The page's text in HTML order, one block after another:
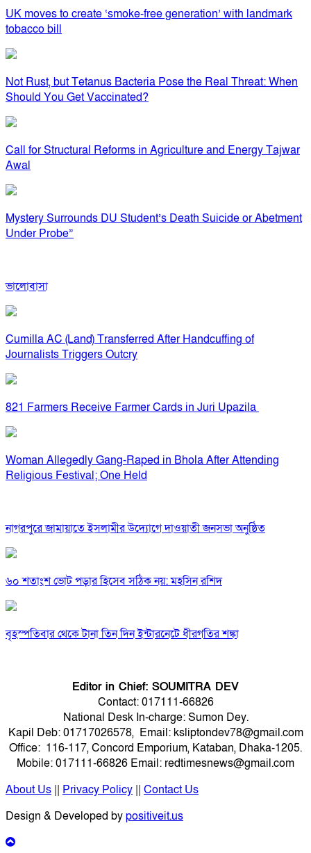
UK moves to create ‘smoke-free generation’ with landmark
tobacco bill
Not Rust, but Tetanus Bacteria Pose the Real Threat: When
Should You Get Vaccinated?
Call for Structural Reforms in Agriculture and Energy Tajwar
Awal
Mystery Surrounds DU Student’s Death Suicide or Abetment
Under Probe”
ভালোবাসা
Cumilla AC (Land) Transferred After Handcuffing of
Journalists Triggers Outcry
821 Farmers Receive Farmer Cards in Juri Upazila
Woman Allegedly Gang-Raped in Bhola After Attending
Religious Festival; One Held
নাগরপুরে জামায়াতে ইসলামীর উদ্যোগে দাওয়াতী জনসভা অনুষ্ঠিত
৬০ শতাংশ ভোট পড়ার হিসেব সঠিক নয়: মহসিন রশিদ
বৃহস্পতিবার থেকে টানা তিন দিন ইন্টারনেটে ধীরগতির শঙ্কা
Editor in Chief: SOUMITRA DEV
Contact: 017111-66826
National Desk In-charge: Sumon Dey.
Kapil Deb: 01717026578, Email: ksliptondev78@gmail.com
Office: 116-117, Concord Emporium, Kataban, Dhaka-1205.
Mobile: 017111-66826 Email: redtimesnews@gmail.com
About Us || Privacy Policy || Contact Us
Design & Developed bypositiveit.us